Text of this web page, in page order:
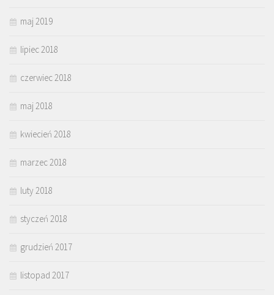
maj 2019
lipiec 2018
czerwiec 2018
maj 2018
kwiecień 2018
marzec 2018
luty 2018
styczeń 2018
grudzień 2017
listopad 2017